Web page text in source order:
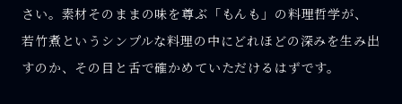
さい。素材そのままの味を尊ぶ「もんも」の料理哲学が、
若竹煮というシンプルな料理の中にどれほどの深みを生み出
すのか、その目と舌で確かめていただけるはずです。